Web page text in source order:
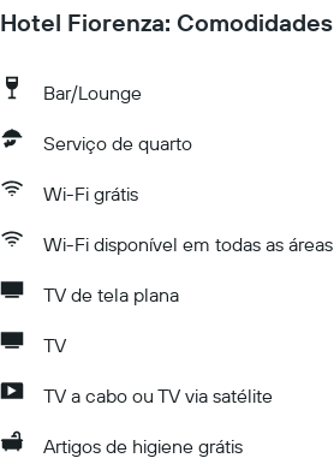
Hotel Fiorenza: Comodidades
Bar/Lounge
Serviço de quarto
Wi-Fi grátis
Wi-Fi disponível em todas as áreas
TV de tela plana
TV
TV a cabo ou TV via satélite
Artigos de higiene grátis